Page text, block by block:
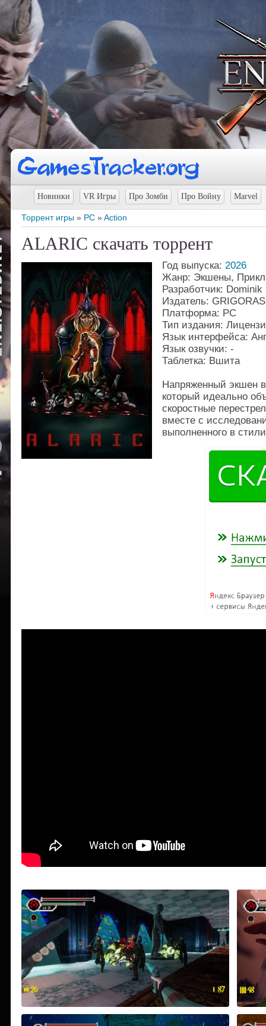
Новинки VR Игры Про Зомби Про Войну Marvel
Торрент игры » PC »Action
ALARIC скачать торрент
Год выпуска: 2026
Жанр: Экшены,
Разработчик:
Издатель: GRIGORAS
Платформа: PC
Тип издания:
Язык интерфейса:
Язык озвучки: -
Таблетка: Вшита
Напряженный экшен
который идеально
скоростные
вместе с
выполненного в